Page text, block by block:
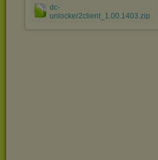
dc-
unlocker2client_1.00.1403.zip